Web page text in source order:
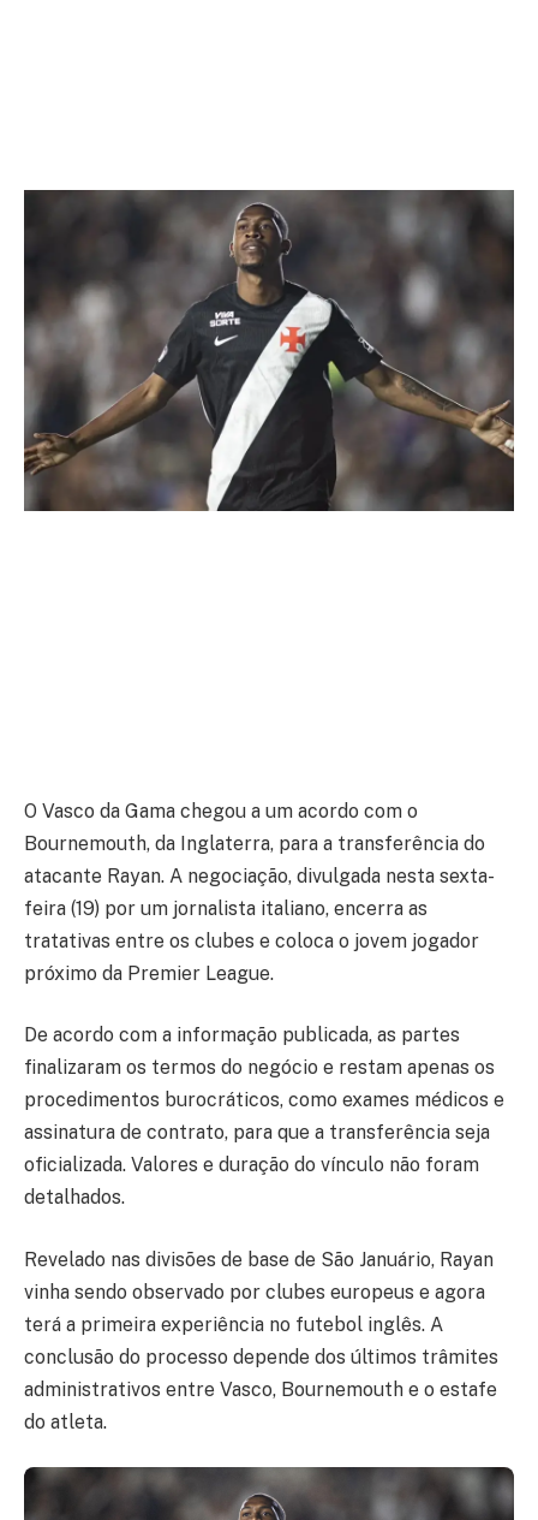
O Vasco da Gama chegou a um acordo com o
Bournemouth, da Inglaterra, para a transferência do
atacante Rayan. A negociação, divulgada nesta sexta-
feira (19) por um jornalista italiano, encerra as
tratativas entre os clubes e coloca o jovem jogador
próximo da Premier League.
De acordo com a informação publicada, as partes
finalizaram os termos do negócio e restam apenas os
procedimentos burocráticos, como exames médicos e
assinatura de contrato, para que a transferência seja
oficializada. Valores e duração do vínculo não foram
detalhados.
Revelado nas divisões de base de São Januário, Rayan
vinha sendo observado por clubes europeus e agora
terá a primeira experiência no futebol inglês. A
conclusão do processo depende dos últimos trâmites
administrativos entre Vasco, Bournemouth e o estafe
do atleta.